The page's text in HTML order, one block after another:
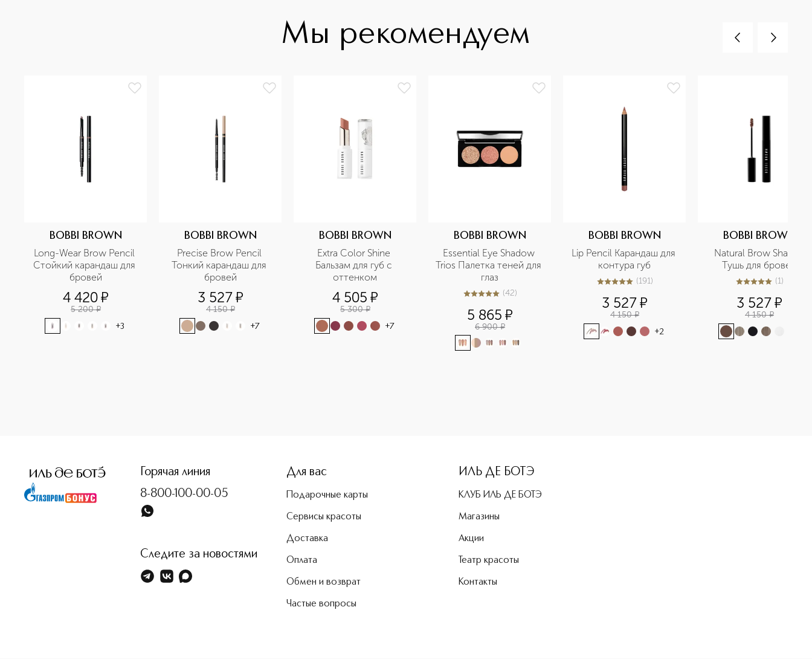
Мы рекомендуем
BOBBI BROWN
Long-Wear Brow Pencil
Стойкий карандаш для
бровей
4 420¤
5 200 ¤
+3
BOBBI BROWN
Precise Brow Pencil
Тонкий карандаш для
бровей
3 527¤
4 150 ¤
+7
BOBBI BROWN
Extra Color Shine
Бальзам для губ с
оттенком
4 505 ¤
5 300 ¤
+7
BOBBI BROWN
Essential Eye Shadow
Trios Палетка теней для
глаз
5из 542 (42)
5 865 ¤
6 900 ¤
BOBBI BROWN
Lip Pencil Карандаш для
контура губ
5из 5191 (191)
3 527¤
4 150 ¤
+2
BOBBI BROWN
Natural Brow Shaper
Тушь для бровей
5из 51 (1)
3 527¤
4 150 ¤
Горячая линия
8-800-100-00-05
Следите за новостями
Для вас
Подарочные карты
Сервисы красоты
Доставка
Оплата
Обмен и возврат
Частые вопросы
ИЛЬ ДЕ БОТЭ
КЛУБ ИЛЬ ДЕ БОТЭ
Магазины
Акции
Театр красоты
Контакты